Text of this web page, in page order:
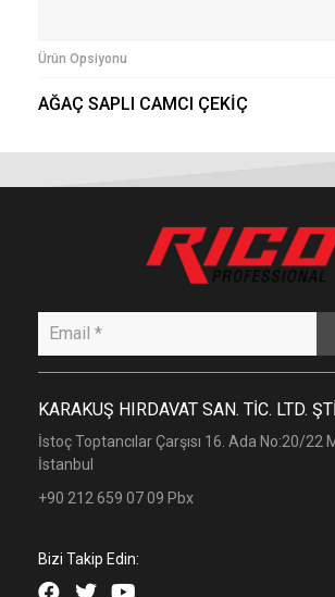
Ürün Opsiyonu
AĞAÇ SAPLI CAMCI ÇEKİÇ
KARAKUŞ HIRDAVAT SAN. TİC. LTD.
İstoç Toptancılar Çarşısı 16. Ada No:20/22
İstanbul
+90 212 659 07 09 Pbx
Bizi Takip Edin: